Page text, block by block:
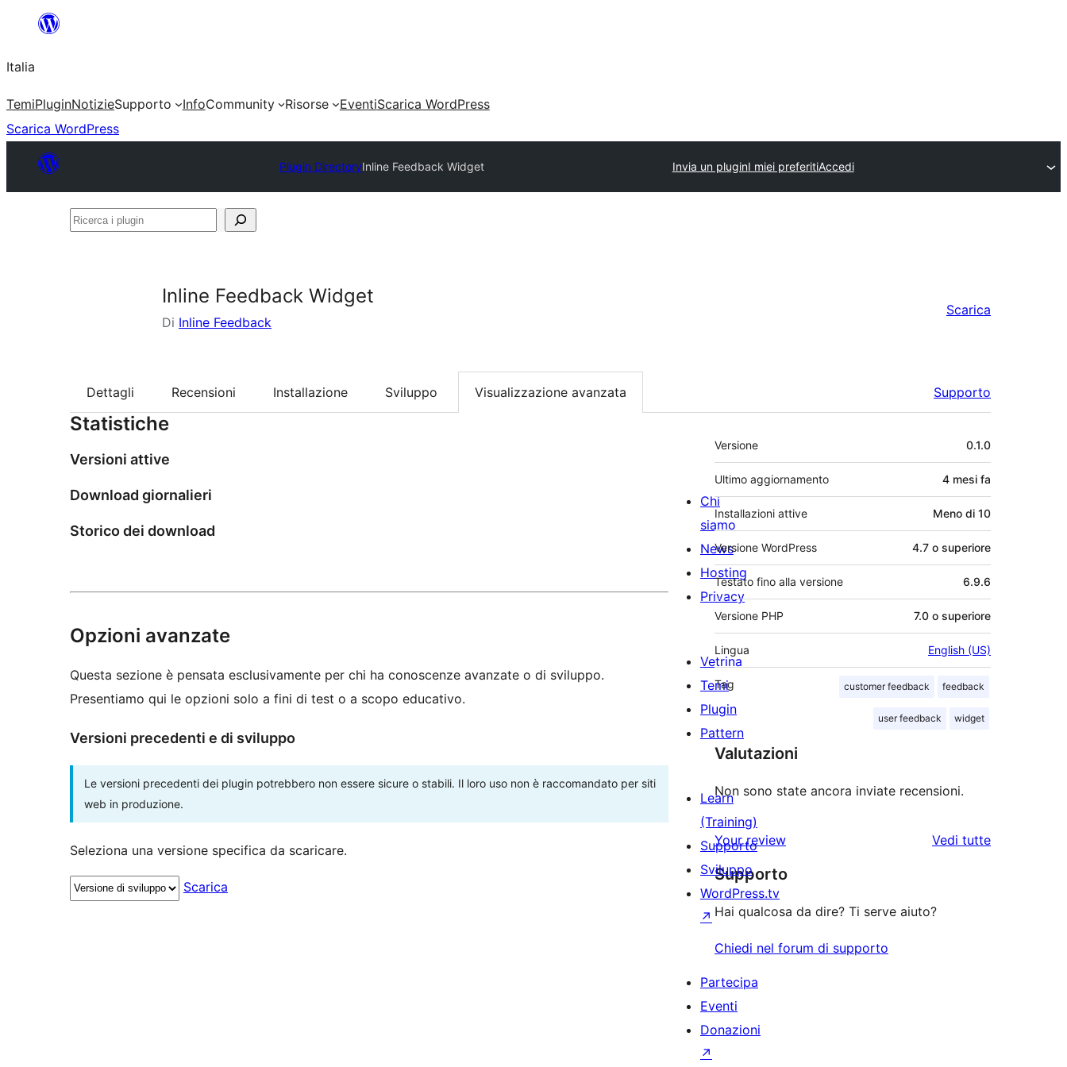
contenuto
Italia
TemiPluginNotizieSupporto InfoCommunity Risorse EventiScarica WordPress
Scarica WordPress
Plugin DirectoryInline Feedback Widget Invia un pluginI miei preferitiAccedi
Ricerca
Inline Feedback Widget
Di Inline Feedback
Scarica
Dettagli Recensioni Installazione Sviluppo Visualizzazione avanzata Supporto
Statistiche
Versioni attive
Download giornalieri
Storico dei download
Opzioni avanzate
Questa sezione è pensata esclusivamente per chi ha conoscenze avanzate o di sviluppo.
Presentiamo qui le opzioni solo a fini di test o a scopo educativo.
Versioni precedenti e di sviluppo
Le versioni precedenti dei plugin potrebbero non essere sicure o stabili. Il loro uso non è raccomandato per siti
web in produzione.
Seleziona una versione specifica da scaricare.
Scarica
Meta
Versione 0.1.0
Ultimo aggiornamento 4 mesi fa
Installazioni attive Meno di 10
Versione WordPress 4.7 o superiore
Testato fino alla versione 6.9.6
Versione PHP 7.0 o superiore
Lingua English (US)
Tag customer feedback feedback
user feedback widget
Valutazioni
Non sono state ancora inviate recensioni.
Your review Vedi tuttele
Supporto
Hai qualcosa da dire? Ti serve aiuto?
Chiedi nel forum di supporto
Chi
siamo
News
Hosting
Privacy
Vetrina
Temi
Plugin
Pattern
Learn
(Training)
Supporto
Sviluppo
WordPress.tv
↗
Partecipa
Eventi
Donazioni
↗